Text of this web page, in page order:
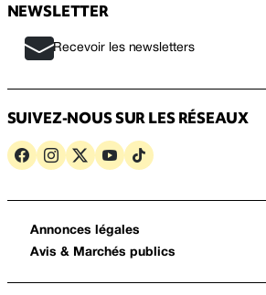
NEWSLETTER
Recevoir les newsletters
SUIVEZ-NOUS SUR LES RÉSEAUX
Annonces légales
Avis & Marchés publics